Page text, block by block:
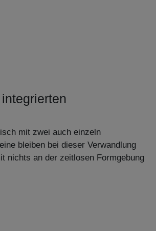
mit zwei auch einzeln
bleiben bei dieser Verwandlung
nichts an der zeitlosen Formgebung